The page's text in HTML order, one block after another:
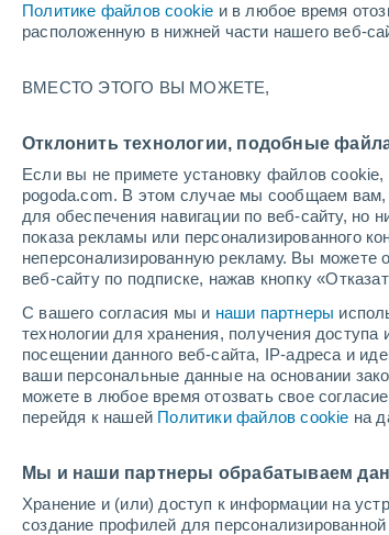
Политике файлов cookie и в любое время
расположенную в нижней части нашего веб-
ВМЕСТО ЭТОГО ВЫ МОЖЕТЕ,
Отклонить технологии, подобные
Если вы не примете установку файлов
pogoda.com. В этом случае мы сообщаем
для обеспечения навигации по веб-сайту, но
показа рекламы или персонализированного
неперсонализированную рекламу. Вы можете
веб-сайту по подписке, нажав кнопку
С вашего согласия мы и наши партнеры
технологии для хранения, получения
посещении данного веб-сайта, IP-адреса и
ваши персональные данные на основании
можете в любое время отозвать свое
перейдя к нашей Политики файлов cookie на
Мы и наши партнеры обрабатываем
Хранение и (или) доступ к информации на
создание профилей для
12/12/2026
Остался 126 день
04/04/2027
Трассы по уровням
сложности
0
Протяженность катабельных
километрах
Открытые трассы
Подъемники
Веб-камеры курорта